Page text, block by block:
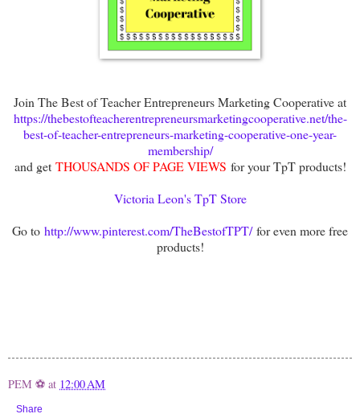
Join The Best of Teacher Entrepreneurs Marketing Cooperative at
https://thebestofteacherentrepreneursmarketingcooperative.net/the-
best-of-teacher-entrepreneurs-marketing-cooperative-one-year-
membership/
and getTHOUSANDS OF PAGE VIEWS for your TpT products!
Victoria Leon's TpT Store
Go to http://www.pinterest.com/TheBestofTPT/for even more free
products!
PEM ⚽ at 12:00 AM
Share